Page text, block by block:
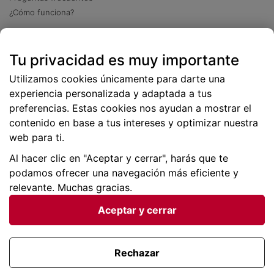
¿Cómo funciona?
Más de 2 millones de descargas
Condiciones generales |Privacidad de datos | Política
Viajes para ti SLU Copyright © BuscoUnChollo.com
Tu privacidad es muy importante
Utilizamos cookies únicamente para darte una
experiencia personalizada y adaptada a tus
preferencias. Estas cookies nos ayudan a mostrar el
contenido en base a tus intereses y optimizar nuestra
web para ti.
Al hacer clic en "Aceptar y cerrar", harás que te
podamos ofrecer una navegación más eficiente y
relevante. Muchas gracias.
Aceptar y cerrar
Rechazar